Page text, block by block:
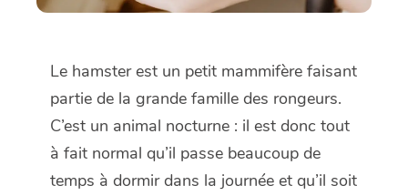
Le hamster est un petit mammifère faisant
partie de la grande famille des rongeurs.
C’est un animal nocturne : il est donc tout
à fait normal qu’il passe beaucoup de
temps à dormir dans la journée et qu’il soit